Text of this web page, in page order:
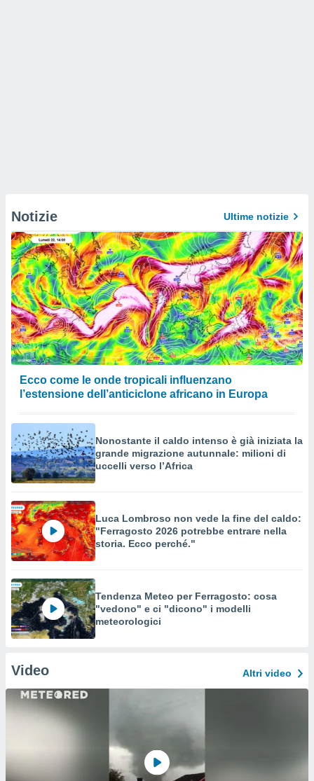
Notizie Ultime notizie
Ecco come le onde tropicali influenzano
l’estensione dell’anticiclone africano in Europa
Nonostante il caldo intenso è già iniziata la
grande migrazione autunnale: milioni di
uccelli verso l’Africa
Luca Lombroso non vede la fine del caldo:
"Ferragosto 2026 potrebbe entrare nella
storia. Ecco perché."
Tendenza Meteo per Ferragosto: cosa
"vedono" e ci "dicono" i modelli
meteorologici
Video Altri video